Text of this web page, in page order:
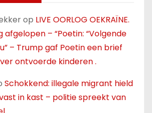
op LIVE OORLOG OEKRAÏNE.
– “Poetin: “Volgende
– Trump gaf Poetin een brief
ontvoerde kinderen .
Schokkend: illegale migrant hield
in kast – politie spreekt van